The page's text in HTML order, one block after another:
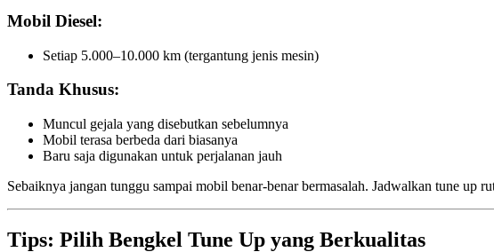
Mobil Diesel:
Setiap 5.000–10.000 km (tergantung jenis mesin)
Tanda Khusus:
Muncul gejala yang disebutkan sebelumnya
Mobil terasa berbeda dari biasanya
Baru saja digunakan untuk perjalanan jauh
Sebaiknya jangan tunggu sampai mobil benar-benar bermasalah. Jadwalkan tune up
Tips: Pilih Bengkel Tune Up yang Berkualitas